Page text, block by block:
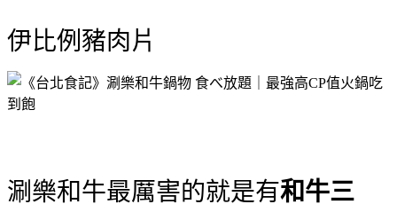
伊比例豬肉片
涮樂和牛最厲害的就是有和牛三